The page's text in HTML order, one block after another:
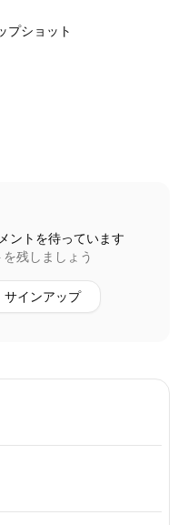
プショット
ントを待っています
残しましょう
サインアップ